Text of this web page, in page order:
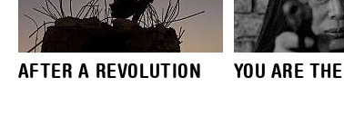
AFTER A REVOLUTION YOU ARE